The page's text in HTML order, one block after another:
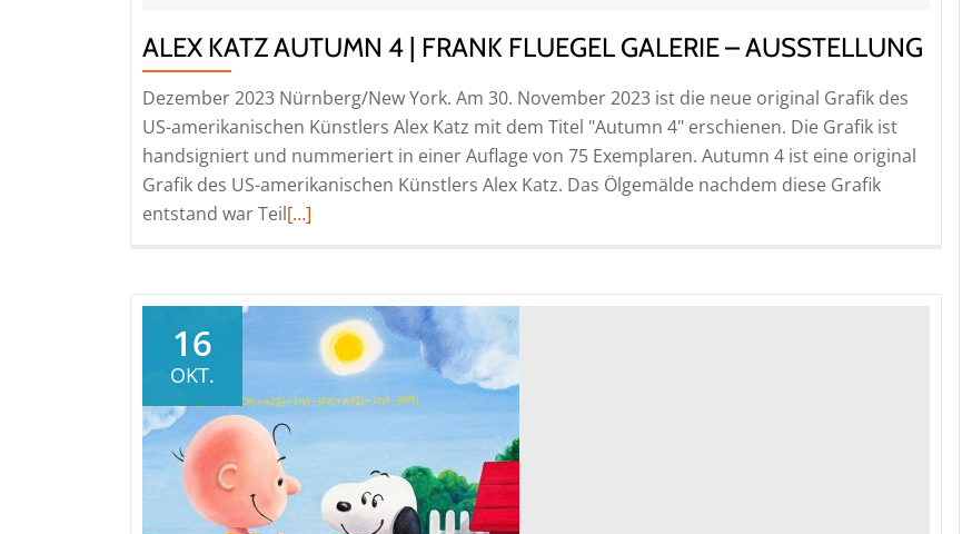
ALEX KATZ AUTUMN 4 | FRANK FLUEGEL GALERIE – AUSSTELLUNG
Dezember 2023 Nürnberg/New York. Am 30. November 2023 ist die neue original Grafik des
US-amerikanischen Künstlers Alex Katz mit dem Titel "Autumn 4" erschienen. Die Grafik ist
handsigniert und nummeriert in einer Auflage von 75 Exemplaren. Autumn 4 ist eine original
Grafik des US-amerikanischen Künstlers Alex Katz. Das Ölgemälde nachdem diese Grafik
entstand war TeilRead
Katz
Autumn
|
FRANK
FLUEGEL
GALERIE
[…]
16
OKT.